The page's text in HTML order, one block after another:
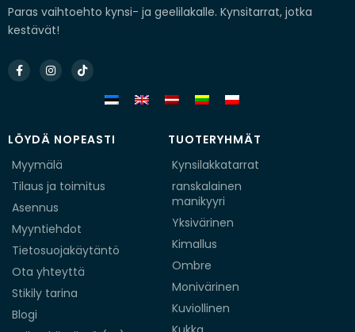
Paras vaihtoehto kynsi- ja geelilakalle. Kynsitarrat, jotka
kestävät!
Facebook-
f
Instagram
Tiktok
LÖYDÄ NOPEASTI
Myymälä
Tilaus ja toimitus
Asennus
Myyntiehdot
Tietosuojakäytäntö
Ota yhteyttä
Stikily tarina
Blogi
TUOTERYHMÄT
Kynsilakkatarrat
ranskalainen
manikyyri
Yksivärinen
Kimallus
Ombre
Monivärinen
Kuviollinen